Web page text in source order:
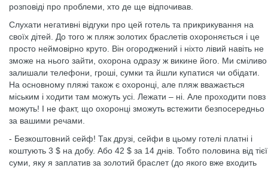
розповіді про проблеми, хто де ще відпочивав.
Слухати негативні відгуки про цей готель та прикрикування на
своїх дітей. До того ж пляж золотих браслетів охороняється і це
просто неймовірно круто. Він огороджений і ніхто лівий навіть не
зможе на нього зайти, охорона одразу ж викине його. Ми сміливо
залишали телефони, гроші, сумки та йшли купатися чи обідати.
На основному пляжі також є охоронці, але пляж вважається
міським і ходити там можуть усі. Лежати – ні. Але проходити повз
можуть! І не факт, що охоронці зможуть встежити безпосередньо
за вашими речами.
- Безкоштовний сейф! Так друзі, сейфи в цьому готелі платні і
коштують 3 $ на добу. Або 42 $ за 14 днів. Тобто половина від тієї
суми, яку я заплатив за золотий браслет (до якого вже входить